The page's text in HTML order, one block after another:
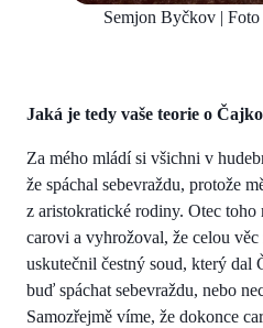
Semjon Byčkov |
Jaká je tedy vaše teorie o
Za mého mládí si všichni v
že spáchal sebevraždu, protože
z aristokratické rodiny. Otec toho
carovi a vyhrožoval, že celou
uskutečnil čestný soud, který dal
buď spáchat sebevraždu, nebo
Samozřejmě víme, že dokonce